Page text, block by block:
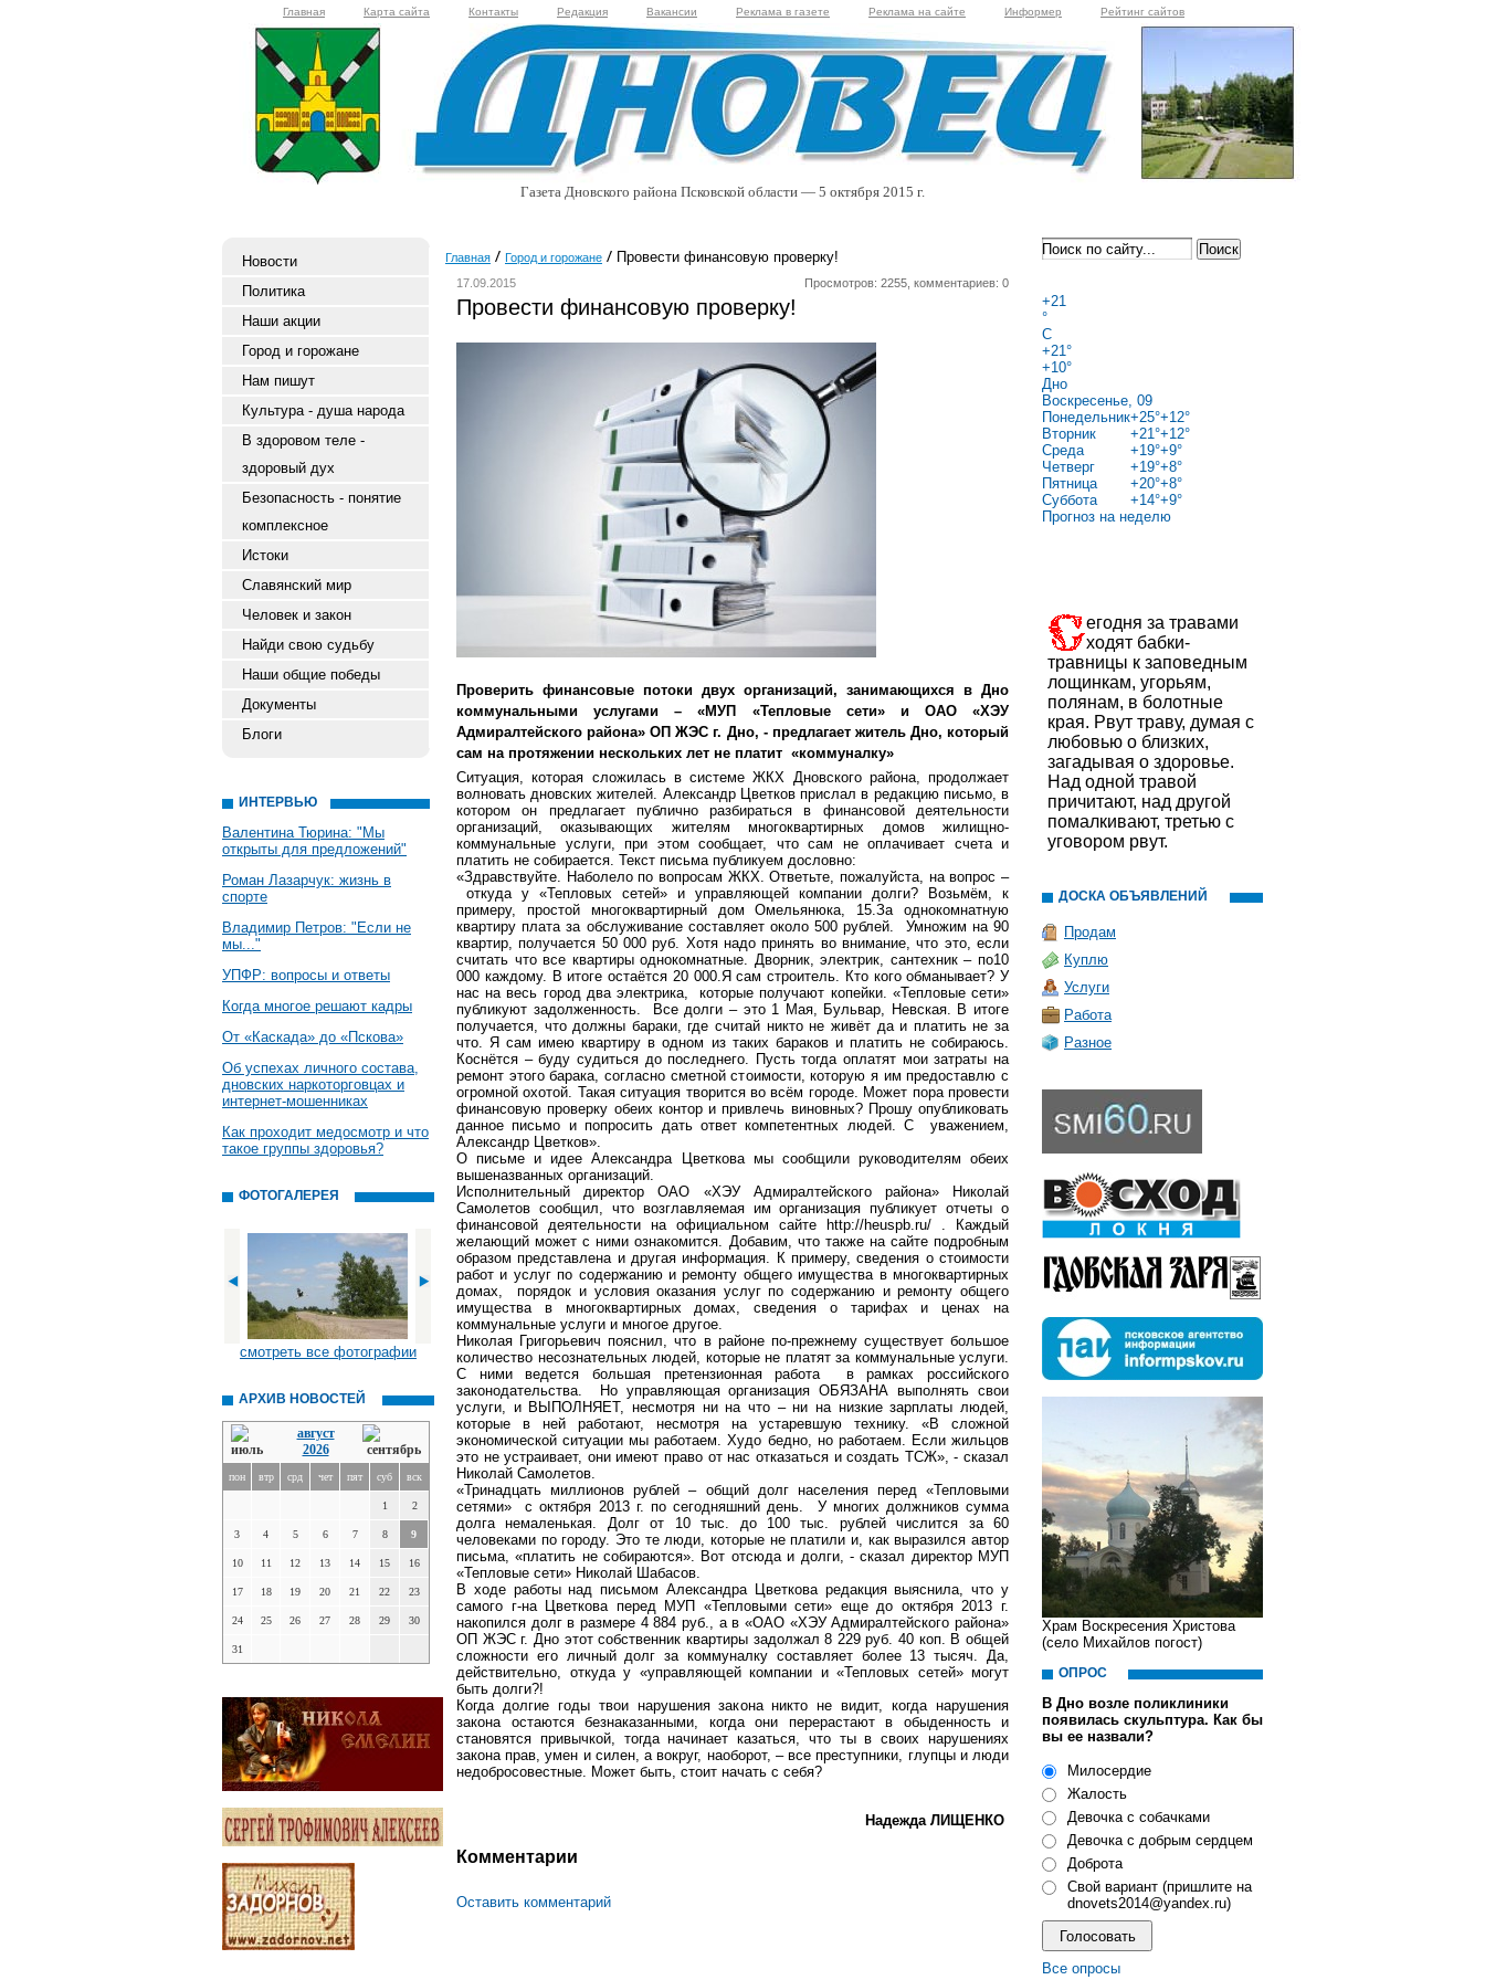
Главная Карта сайта Контакты Редакция Вакансии Реклама в газете Реклама на сайте Информер Рейтинг сайтов
Газета Дновского района Псковской области — 5 октября 2015 г.
Новости
Политика
Наши акции
Город и горожане
Нам пишут
Культура - душа народа
В здоровом теле -
здоровый дух
Безопасность - понятие
комплексное
Истоки
Славянский мир
Человек и закон
Найди свою судьбу
Наши общие победы
Документы
Блоги
ИНТЕРВЬЮ
Валентина Тюрина: "Мы
открыты для предложений"
Роман Лазарчук: жизнь в
спорте
Владимир Петров: "Если не
мы..."
УПФР: вопросы и ответы
Когда многое решают кадры
От «Каскада» до «Пскова»
Об успехах личного состава,
дновских наркоторговцах и
интернет-мошенниках
Как проходит медосмотр и что
такое группы здоровья?
ФОТОГАЛЕРЕЯ
смотреть все фотографии
АРХИВ НОВОСТЕЙ
август
2026
пон втр срд чет пят суб вск
1 2
3 4 5 6 7 8 9
10 11 12 13 14 15 16
17 18 19 20 21 22 23
24 25 26 27 28 29 30
31
Главная Город и горожане Провести финансовую проверку!
17.09.2015 Просмотров: 2255, комментариев: 0
Провести финансовую проверку!
Проверить финансовые потоки двух организаций, занимающихся в Дно
коммунальными услугами – «МУП «Тепловые сети» и ОАО «ХЭУ
Адмиралтейского района» ОП ЖЭС г. Дно, - предлагает житель Дно, который
сам на протяжении нескольких лет не платит «коммуналку»
Ситуация, которая сложилась в системе ЖКХ Дновского района, продолжает
волновать дновских жителей. Александр Цветков прислал в редакцию письмо, в
котором он предлагает публично разбираться в финансовой деятельности
организаций, оказывающих жителям многоквартирных домов жилищно-
коммунальные услуги, при этом сообщает, что сам не оплачивает счета и
платить не собирается. Текст письма публикуем дословно:
«Здравствуйте. Наболело по вопросам ЖКХ. Ответьте, пожалуйста, на вопрос –
откуда у «Тепловых сетей» и управляющей компании долги? Возьмём, к
примеру, простой многоквартирный дом Омельянюка, 15.За однокомнатную
квартиру плата за обслуживание составляет около 500 рублей. Умножим на 90
квартир, получается 50 000 руб. Хотя надо принять во внимание, что это, если
считать что все квартиры однокомнатные. Дворник, электрик, сантехник – по10
000 каждому. В итоге остаётся 20 000.Я сам строитель. Кто кого обманывает? У
нас на весь город два электрика, которые получают копейки. «Тепловые сети»
публикуют задолженность. Все долги – это 1 Мая, Бульвар, Невская. В итоге
получается, что должны бараки, где считай никто не живёт да и платить не за
что. Я сам имею квартиру в одном из таких бараков и платить не собираюсь.
Коснётся – буду судиться до последнего. Пусть тогда оплатят мои затраты на
ремонт этого барака, согласно сметной стоимости, которую я им предоставлю с
огромной охотой. Такая ситуация творится во всём городе. Может пора провести
финансовую проверку обеих контор и привлечь виновных? Прошу опубликовать
данное письмо и попросить дать ответ компетентных людей. С уважением,
Александр Цветков».
О письме и идее Александра Цветкова мы сообщили руководителям обеих
вышеназванных организаций.
Исполнительный директор ОАО «ХЭУ Адмиралтейского района» Николай
Самолетов сообщил, что возглавляемая им организация публикует отчеты о
финансовой деятельности на официальном сайте http://heuspb.ru/ . Каждый
желающий может с ними ознакомится. Добавим, что также на сайте подробным
образом представлена и другая информация. К примеру, сведения о стоимости
работ и услуг по содержанию и ремонту общего имущества в многоквартирных
домах, порядок и условия оказания услуг по содержанию и ремонту общего
имущества в многоквартирных домах, сведения о тарифах и ценах на
коммунальные услуги и многое другое.
Николая Григорьевич пояснил, что в районе по-прежнему существует большое
количество несознательных людей, которые не платят за коммунальные услуги.
С ними ведется большая претензионная работа в рамках российского
законодательства. Но управляющая организация ОБЯЗАНА выполнять свои
услуги, и ВЫПОЛНЯЕТ, несмотря ни на что – ни на низкие зарплаты людей,
которые в ней работают, несмотря на устаревшую технику. «В сложной
экономической ситуации мы работаем. Худо бедно, но работаем. Если жильцов
это не устраивает, они имеют право от нас отказаться и создать ТСЖ», - сказал
Николай Самолетов.
«Тринадцать миллионов рублей – общий долг населения перед «Тепловыми
сетями» с октября 2013 г. по сегодняшний день. У многих должников сумма
долга немаленькая. Долг от 10 тыс. до 100 тыс. рублей числится за 60
человеками по городу. Это те люди, которые не платили и, как выразился автор
письма, «платить не собираются». Вот отсюда и долги, - сказал директор МУП
«Тепловые сети» Николай Шабасов.
В ходе работы над письмом Александра Цветкова редакция выяснила, что у
самого г-на Цветкова перед МУП «Тепловыми сети» еще до октября 2013 г.
накопился долг в размере 4 884 руб., а в «ОАО «ХЭУ Адмиралтейского района»
ОП ЖЭС г. Дно этот собственник квартиры задолжал 8 229 руб. 40 коп. В общей
сложности его личный долг за коммуналку составляет более 13 тысяч. Да,
действительно, откуда у «управляющей компании и «Тепловых сетей» могут
быть долги?!
Когда долгие годы твои нарушения закона никто не видит, когда нарушения
закона остаются безнаказанными, когда они перерастают в обыденность и
становятся привычкой, тогда начинает казаться, что ты в своих нарушениях
закона прав, умен и силен, а вокруг, наоборот, – все преступники, глупцы и люди
недобросовестные. Может быть, стоит начать с себя?
Надежда ЛИЩЕНКО
Комментарии
Оставить комментарий
+21
°
C
+21°
+10°
Дно
Воскресенье, 09
Понедельник+25°+12°
Вторник
+21°+12°
Среда
+19°+9°
Четверг
+19°+8°
Пятница
+20°+8°
Суббота
+14°+9°
Прогноз на неделю
егодня за травами
ходят бабки-
травницы к заповедным
лощинкам, угорьям,
полянам, в болотные
края. Рвут траву, думая с
любовью о близких,
загадывая о здоровье.
Над одной травой
причитают, над другой
помалкивают, третью с
уговором рвут.
ДОСКА ОБЪЯВЛЕНИЙ
Продам
Куплю
Услуги
Работа
Разное
Храм Воскресения Христова
(село Михайлов погост)
ОПРОС
В Дно возле поликлиники
появилась скульптура. Как бы
вы ее назвали?
Милосердие
Жалость
Девочка с собачками
Девочка с добрым сердцем
Доброта
Свой вариант (пришлите на
dnovets2014@yandex.ru)
Все опросы